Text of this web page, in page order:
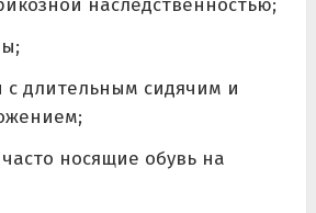
наследственностью;
с длительным сидячим и
носящие обувь на